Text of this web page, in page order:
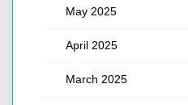
May 2025
April 2025
March 2025